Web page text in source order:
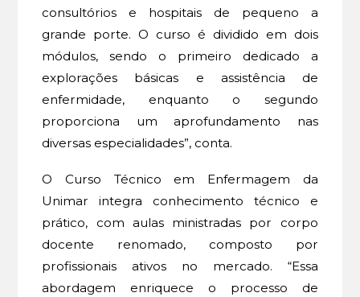
consultórios e hospitais de pequeno a
grande porte. O curso é dividido em dois
módulos, sendo o primeiro dedicado a
explorações básicas e assistência de
enfermidade, enquanto o segundo
proporciona um aprofundamento nas
diversas especialidades”, conta.
O Curso Técnico em Enfermagem da
Unimar integra conhecimento técnico e
prático, com aulas ministradas por corpo
docente renomado, composto por
profissionais ativos no mercado. “Essa
abordagem enriquece o processo de